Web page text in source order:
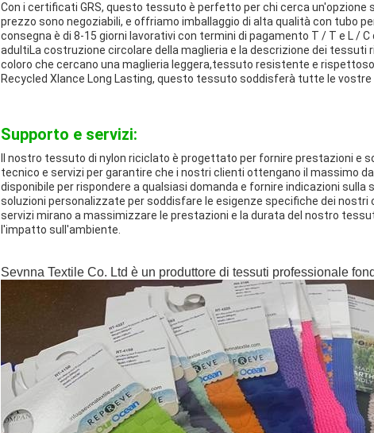
Con i certificati GRS, questo tessuto è perfetto per chi cerca un'opzione
prezzo sono negoziabili, e offriamo imballaggio di alta qualità con tubo
consegna è di 8-15 giorni lavorativi con termini di pagamento T / T e L /
adultiLa costruzione circolare della maglieria e la descrizione dei tessuti
coloro che cercano una maglieria leggera,tessuto resistente e
Recycled Xlance Long Lasting, questo tessuto soddisferà tutte le vostre
Supporto e servizi:
Il nostro tessuto di nylon riciclato è progettato per fornire prestazioni e
tecnico e servizi per garantire che i nostri clienti ottengano il massimo
disponibile per rispondere a qualsiasi domanda e fornire indicazioni
soluzioni personalizzate per soddisfare le esigenze specifiche dei
servizi mirano a massimizzare le prestazioni e la durata del nostro
l'impatto sull'ambiente.
Sevnna Textile Co. Ltd è un produttore di tessuti professionale